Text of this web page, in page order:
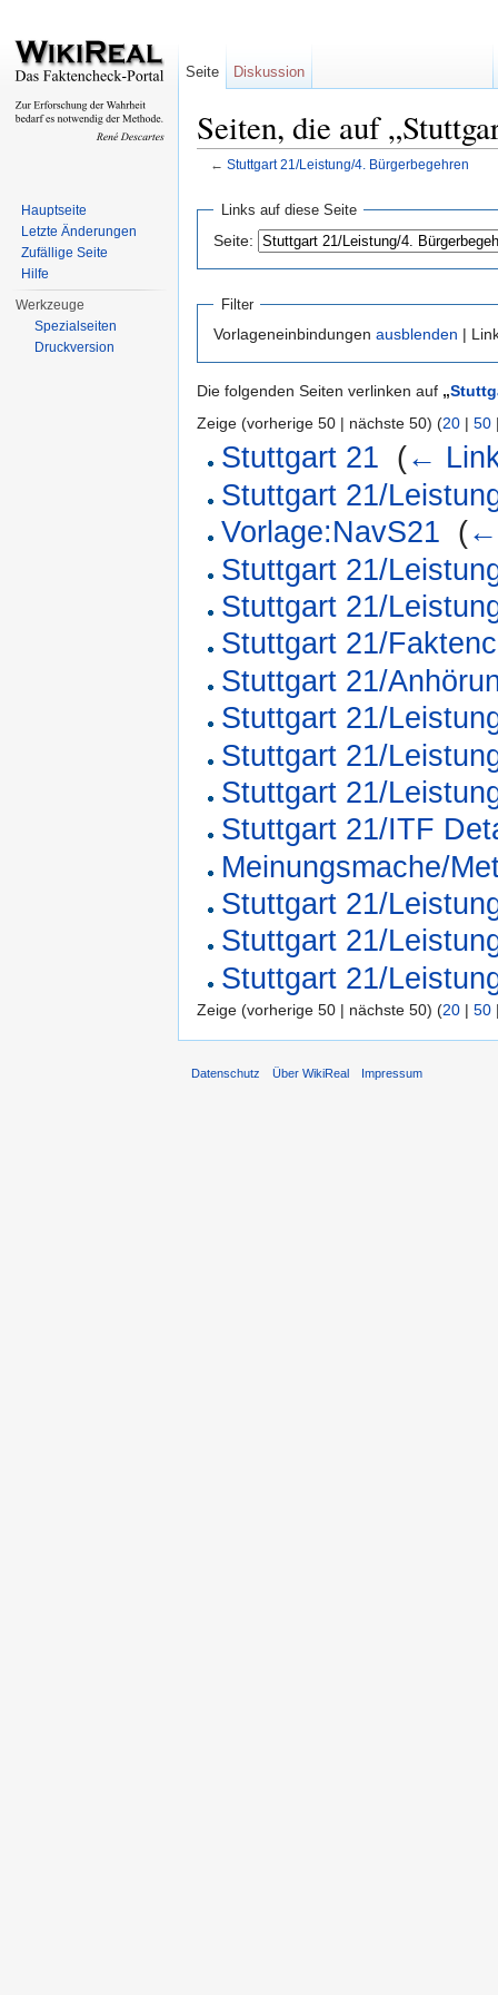
Seiten, die auf
← Stuttgart 21/Leistung/4. Bürgerbegehren
Links auf diese Seite
Seite:
Filter
Vorlageneinbindungen ausblenden |
Die folgenden Seiten verlinken auf „
Zeige (vorherige 50 | nächste 50) (20 | 50
Stuttgart 21 (←
Stuttgart 21/
Vorlage:NavS21 (←
Stuttgart 21/
Stuttgart 21/
Stuttgart 21/
Stuttgart 21/
Stuttgart 21/
Stuttgart 21/
Stuttgart 21/
Stuttgart 21/ITF
Meinungsmache/
Stuttgart 21/
Stuttgart 21/
Stuttgart 21/
Zeige (vorherige 50 | nächste 50) (20 | 50
Seite Diskussion
Hauptseite
Letzte Änderungen
Zufällige Seite
Hilfe
Werkzeuge
Spezialseiten
Druckversion
Datenschutz Über WikiReal Impressum